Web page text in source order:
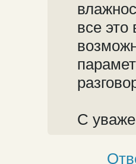
все
С